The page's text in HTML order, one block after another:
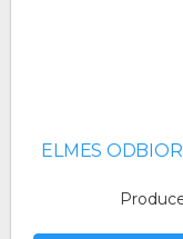
ELMES